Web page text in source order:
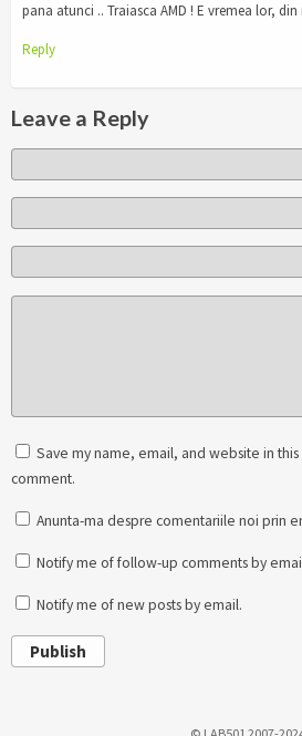
pana atunci .. Traiasca AMD ! E vremea lor, din
Reply
Leave a Reply
Save my name, email, and website in
comment.
Anunta-ma despre comentariile noi prin
Notify me of follow-up comments by
Notify me of new posts by email.
Publish